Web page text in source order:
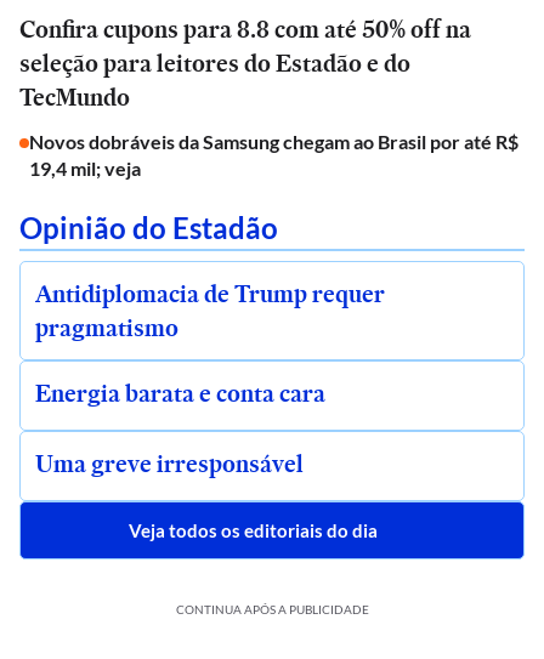
Confira cupons para 8.8 com até 50% off na
seleção para leitores do Estadão e do
TecMundo
Novos dobráveis da Samsung chegam ao Brasil por até R$
19,4 mil; veja
Opinião do Estadão
Antidiplomacia de Trump requer
pragmatismo
Energia barata e conta cara
Uma greve irresponsável
Veja todos os editoriais do dia
CONTINUA APÓS A PUBLICIDADE